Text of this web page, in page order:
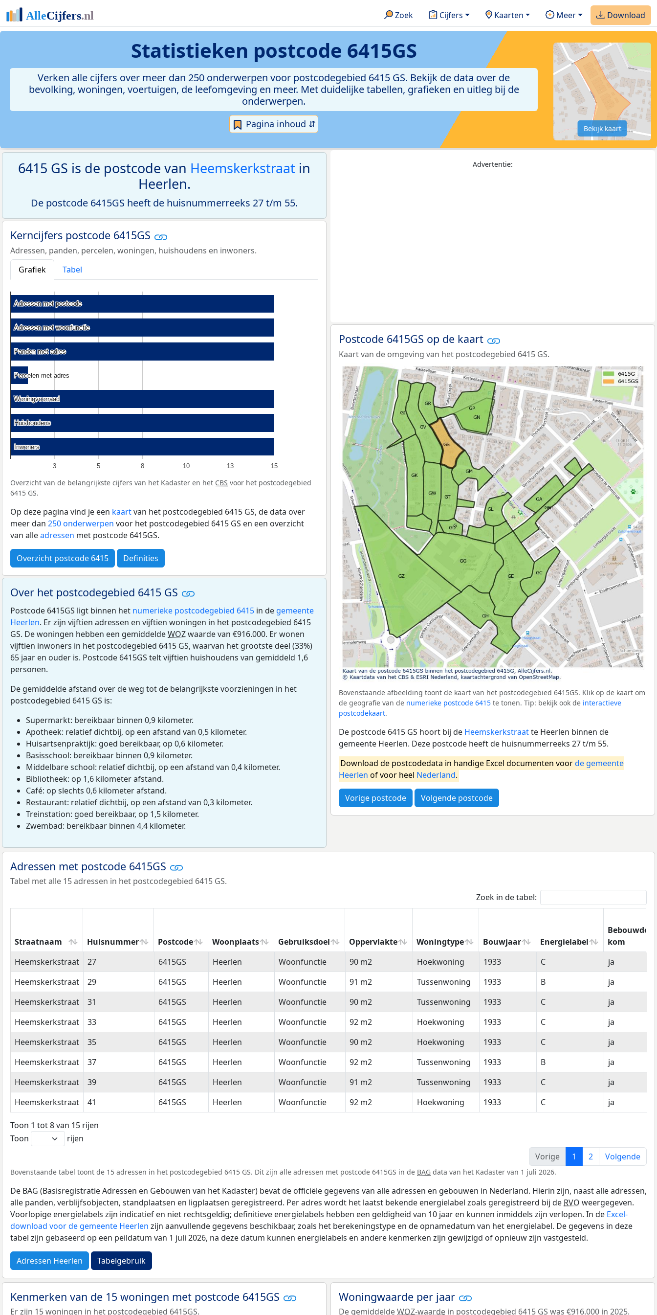
Zoek Cijfers Kaarten Meer Download
Statistieken postcode 6415GS
Verken alle cijfers over meer dan 250 onderwerpen voor postcodegebied 6415 GS. Bekijk de data over de
bevolking, woningen, voertuigen, de leefomgeving en meer. Met duidelijke tabellen, grafieken en uitleg bij de
onderwerpen.
Pagina inhoud ⇵ Bekijk kaart
6415 GS is de postcode van Heemskerkstraat in
Heerlen.
De postcode 6415GS heeft de huisnummerreeks 27 t/m 55.
Kerncijfers postcode 6415GS
Adressen, panden, percelen, woningen, huishoudens en inwoners.
Grafiek
Tabel
3 5 8 10 13 15
Adressen met postcode
Adressen met postcode
Adressen met woonfunctie
Adressen met woonfunctie
Panden met adres
Panden met adres
Percelen met adres
Percelen met adres
Woningvoorraad
Woningvoorraad
Huishoudens
Huishoudens
Inwoners
Inwoners
Overzicht van de belangrijkste cijfers van het Kadaster en het CBS voor het postcodegebied
6415 GS.
Op deze pagina vind je een kaartvan het postcodegebied 6415 GS, de data over
meer dan 250 onderwerpen voor het postcodegebied 6415 GS en een overzicht
van alleadressen met postcode 6415GS.
Overzicht postcode 6415 Definities
Over het postcodegebied 6415 GS
Postcode 6415GS ligt binnen het numerieke postcodegebied 6415 in de gemeente
Heerlen. Er zijn vijftien adressen en vijftien woningen in het postcodegebied 6415
GS. De woningen hebben een gemiddeldeWOZwaarde van €916.000. Er wonen
vijftien inwoners in het postcodegebied 6415 GS, waarvan het grootste deel (33%)
65 jaar en ouder is. Postcode 6415GS telt vijftien huishoudens van gemiddeld 1,6
personen.
De gemiddelde afstand over de weg tot de belangrijkste voorzieningen in het
postcodegebied 6415 GS is:
Supermarkt: bereikbaar binnen 0,9 kilometer.
Apotheek: relatief dichtbij, op een afstand van 0,5 kilometer.
Huisartsenpraktijk: goed bereikbaar, op 0,6 kilometer.
Basisschool: bereikbaar binnen 0,9 kilometer.
Middelbare school: relatief dichtbij, op een afstand van 0,4 kilometer.
Bibliotheek: op 1,6 kilometer afstand.
Café: op slechts 0,6 kilometer afstand.
Restaurant: relatief dichtbij, op een afstand van 0,3 kilometer.
Treinstation: goed bereikbaar, op 1,5 kilometer.
Zwembad: bereikbaar binnen 4,4 kilometer.
Advertentie:
Postcode 6415GS op de kaart
Kaart van de omgeving van het postcodegebied 6415 GS.
Bovenstaande afbeelding toont de kaart van het postcodegebied 6415GS. Klik op de kaart om
de geografie van de numerieke postcode 6415 te tonen. Tip: bekijk ook de interactieve
postcodekaart.
De postcode 6415 GS hoort bij de Heemskerkstraatte Heerlen binnen de
gemeente Heerlen. Deze postcode heeft de huisnummerreeks 27 t/m 55.
Download de postcodedata in handige Excel documenten voorde gemeente
Heerlen of voor heel Nederland.
Vorige postcode Volgende postcode
Adressen met postcode 6415GS
Tabel met alle 15 adressen in het postcodegebied 6415 GS.
Zoek in de tabel:
Straatnaam Huisnummer Postcode Woonplaats Gebruiksdoel Oppervlakte Woningtype Bouwjaar Energielabel
Bebouwde
kom
Straatnaam
Huisnummer Postcode Woonplaats Gebruiksdoel Oppervlakte Woningtype Bouwjaar Energielabel
Bebouwde
kom
Heemskerkstraat 27 6415GS Heerlen Woonfunctie 90 m2 Hoekwoning 1933 C
ja
Heemskerkstraat
29 6415GS Heerlen Woonfunctie 91 m2 Tussenwoning 1933 B
ja
Heemskerkstraat
31 6415GS Heerlen Woonfunctie 90 m2 Tussenwoning 1933 C
ja
Heemskerkstraat
33 6415GS Heerlen Woonfunctie 92 m2 Hoekwoning 1933 C
ja
Heemskerkstraat
35 6415GS Heerlen Woonfunctie 90 m2 Hoekwoning 1933 C
ja
Heemskerkstraat
37 6415GS Heerlen Woonfunctie 92 m2 Tussenwoning 1933 B
ja
Heemskerkstraat
39 6415GS Heerlen Woonfunctie 91 m2 Tussenwoning 1933 C
ja
Heemskerkstraat
41 6415GS Heerlen Woonfunctie 92 m2 Hoekwoning 1933 C ja
Toon 1 tot 8 van 15 rijen
Toon
rijen
Vorige
1 2 Volgende
Bovenstaande tabel toont de 15 adressen in het postcodegebied 6415 GS. Dit zijn alle adressen met postcode 6415GS in de BAG data van het Kadaster van 1 juli 2026.
De BAG (Basisregistratie Adressen en Gebouwen van het Kadaster) bevat de officiële gegevens van alle adressen en gebouwen in Nederland. Hierin zijn, naast alle adressen,
alle panden, verblijfsobjecten, standplaatsen en ligplaatsen geregistreerd. Per adres wordt het laatst bekende energielabel zoals geregistreerd bij de RVO weergegeven.
Voorlopige energielabels zijn indicatief en niet rechtsgeldig; definitieve energielabels hebben een geldigheid van 10 jaar en kunnen inmiddels zijn verlopen. In de Excel-
download voor de gemeente Heerlen zijn aanvullende gegevens beschikbaar, zoals het berekeningstype en de opnamedatum van het energielabel. De gegevens in deze
tabel zijn gebaseerd op een peildatum van 1 juli 2026, na deze datum kunnen energielabels en andere kenmerken zijn gewijzigd of opnieuw zijn vastgesteld.
Adressen Heerlen Tabelgebruik
Kenmerken van de 15 woningen met postcode 6415GS
Er zijn 15 woningen in het postcodegebied 6415GS.
Woningwaarde per jaar
De gemiddeldeWOZ-waarde in postcodegebied 6415 GS was €916.000 in 2025.